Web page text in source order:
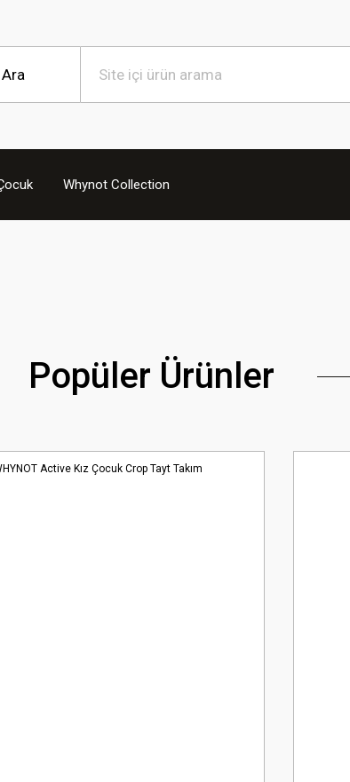
Whynot Collection
Popüler Ürünler